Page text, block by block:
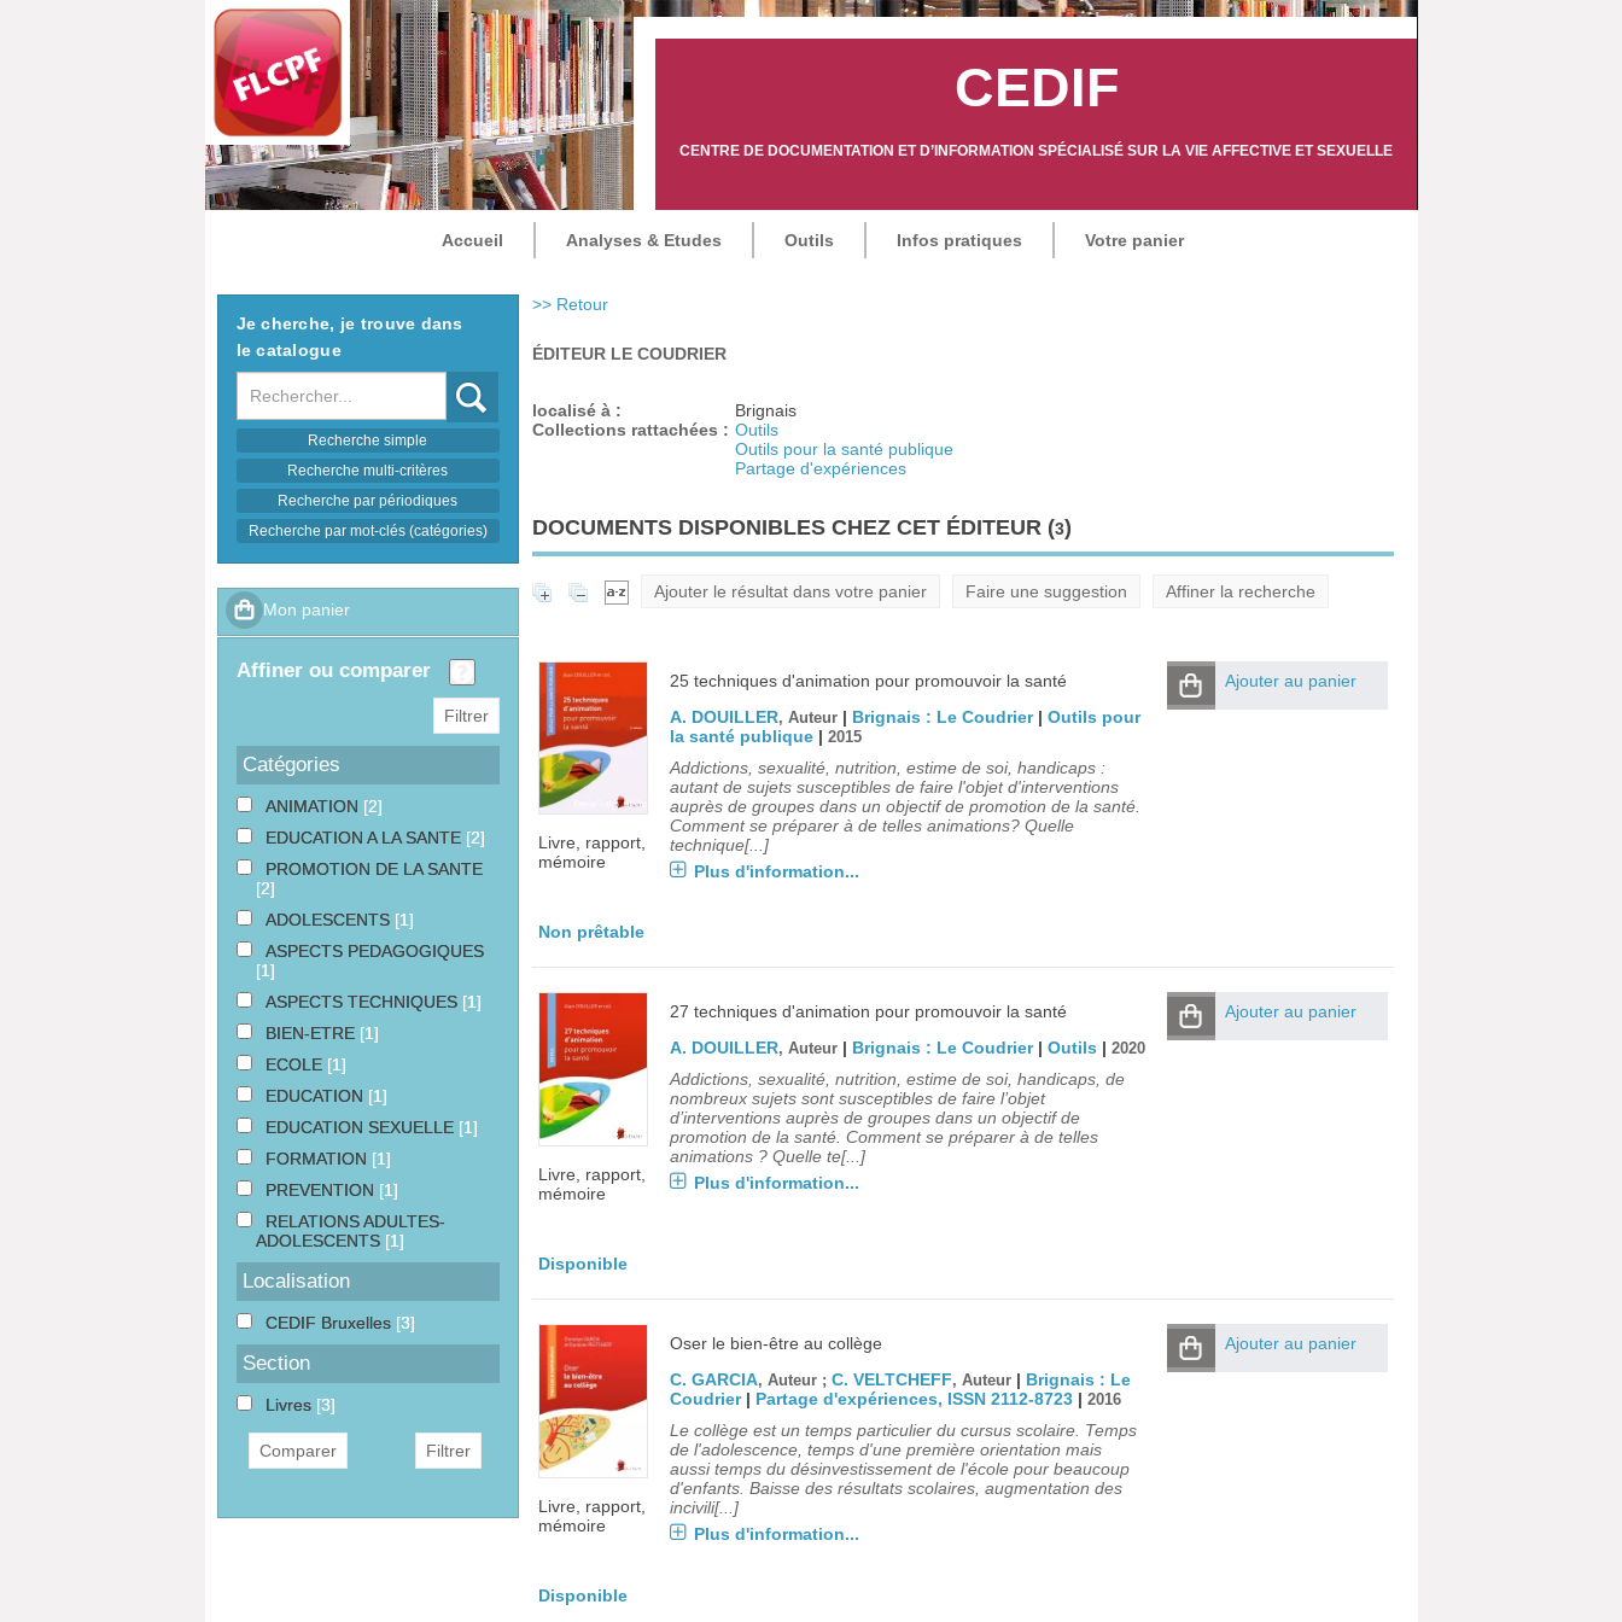
CEDIF
CENTRE DE DOCUMENTATION ET D’INFORMATION SPÉCIALISÉ SUR LA VIE AFFECTIVE ET SEXUELLE
Accueil Analyses & Etudes Outils Infos pratiques Votre panier
>> Retour
ÉDITEUR LE COUDRIER
localisé à :
Brignais
Collections rattachées : Outils
Outils pour la santé publique
Partage d'expériences
DOCUMENTS DISPONIBLES CHEZ CET ÉDITEUR (3)
Ajouter le résultat dans votre panier Faire une suggestion Affiner la recherche
Livre, rapport,
mémoire
25 techniques d'animation pour promouvoir la santé
A. DOUILLER, Auteur | Brignais : Le Coudrier| Outils pour
la santé publique| 2015
Addictions, sexualité, nutrition, estime de soi, handicaps :
autant de sujets susceptibles de faire l'objet d'interventions
auprès de groupes dans un objectif de promotion de la santé.
Comment se préparer à de telles animations? Quelle
technique[...]
Plus d'information...
Ajouter au panier
Non prêtable
Livre, rapport,
mémoire
27 techniques d'animation pour promouvoir la santé
A. DOUILLER, Auteur | Brignais : Le Coudrier| Outils | 2020
Addictions, sexualité, nutrition, estime de soi, handicaps, de
nombreux sujets sont susceptibles de faire l’objet
d’interventions auprès de groupes dans un objectif de
promotion de la santé. Comment se préparer à de telles
animations ? Quelle te[...]
Plus d'information...
Ajouter au panier
Disponible
Livre, rapport,
mémoire
Oser le bien-être au collège
C. GARCIA, Auteur ; C. VELTCHEFF, Auteur | Brignais : Le
Coudrier| Partage d'expériences, ISSN 2112-8723| 2016
Le collège est un temps particulier du cursus scolaire. Temps
de l'adolescence, temps d'une première orientation mais
aussi temps du désinvestissement de l'école pour beaucoup
d'enfants. Baisse des résultats scolaires, augmentation des
incivili[...]
Plus d'information...
Ajouter au panier
Disponible
Je cherche, je trouve dans
le catalogue
Recherche
Recherche simple
Recherche multi-critères
Recherche par périodiques
Recherche par mot-clés (catégories)
affiner ou comparer
Catégories
ANIMATION [2]
EDUCATION A LA SANTE [2]
PROMOTION DE LA SANTE
[2]
ADOLESCENTS [1]
ASPECTS PEDAGOGIQUES
[1]
ASPECTS TECHNIQUES [1]
BIEN-ETRE [1]
ECOLE [1]
EDUCATION [1]
EDUCATION SEXUELLE [1]
FORMATION [1]
PREVENTION [1]
RELATIONS ADULTES-
ADOLESCENTS [1]
Localisation
CEDIF Bruxelles [3]
Section
Livres [3]